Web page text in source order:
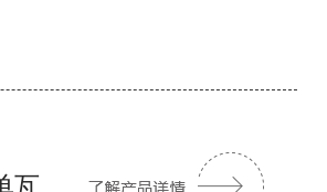
单瓦纵横切机组系列—全伺服单瓦纵横切机组